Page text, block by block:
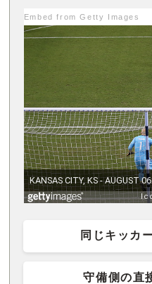
Embed from Getty Images
同じキッカ
守備側の直